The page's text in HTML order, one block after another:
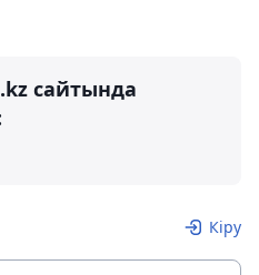
сайтында
Кіру